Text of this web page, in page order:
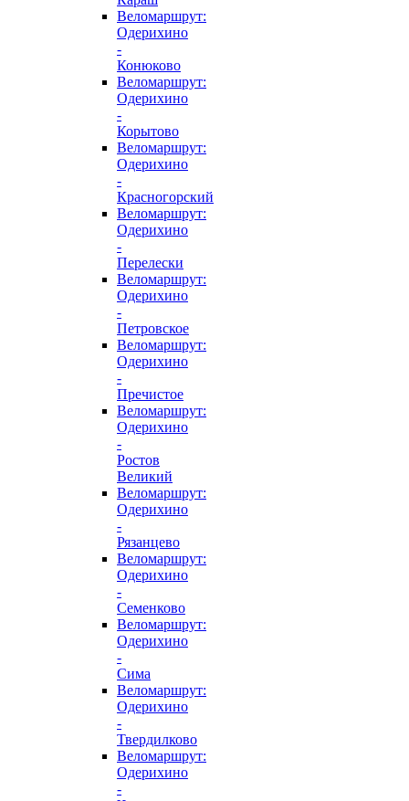
Веломаршрут:
Одерихино
-
Конюково
Веломаршрут:
Одерихино
-
Корытово
Веломаршрут:
Одерихино
-
Красногорский
Веломаршрут:
Одерихино
-
Перелески
Веломаршрут:
Одерихино
-
Петровское
Веломаршрут:
Одерихино
-
Пречистое
Веломаршрут:
Одерихино
-
Ростов
Великий
Веломаршрут:
Одерихино
-
Рязанцево
Веломаршрут:
Одерихино
-
Семенково
Веломаршрут:
Одерихино
-
Сима
Веломаршрут:
Одерихино
-
Твердилково
Веломаршрут:
Одерихино
-